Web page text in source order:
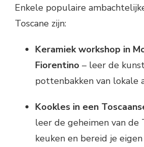
Enkele populaire
Toscane zijn:
Keramiek workshop in
Fiorentino – leer de
pottenbakken van lokale
Kookles in een
leer de geheimen van de
keuken en bereid je